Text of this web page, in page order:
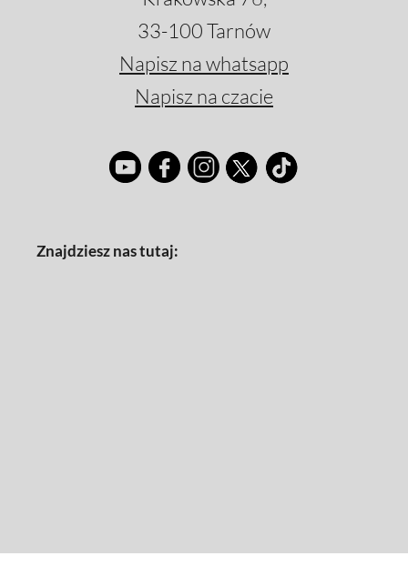
33-100 Tarnów
Napisz na whatsapp
Napisz na czacie
Znajdziesz nas tutaj: